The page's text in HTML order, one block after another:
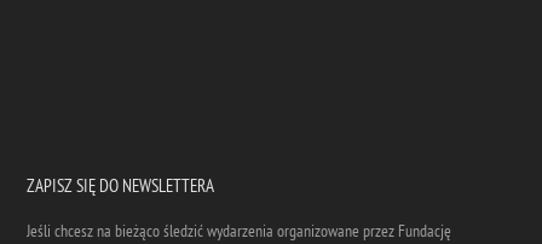
ZAPISZ SIĘ DO NEWSLETTERA
Jeśli chcesz na bieżąco śledzić wydarzenia organizowane przez Fundację